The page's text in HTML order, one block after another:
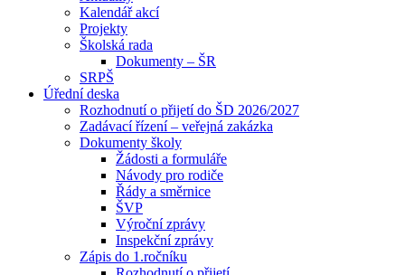
Kalendář akcí
Projekty
Školská rada
Dokumenty – ŠR
SRPŠ
Úřední deska
Rozhodnutí o přijetí do ŠD 2026/2027
Zadávací řízení – veřejná zakázka
Dokumenty školy
Žádosti a formuláře
Návody pro rodiče
Řády a směrnice
ŠVP
Výroční zprávy
Inspekční zprávy
Zápis do 1.ročníku